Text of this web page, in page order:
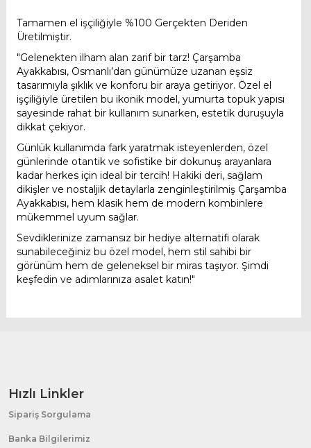
Tamamen el işçiliğiyle %100 Gerçekten Deriden
Üretilmiştir.
"Gelenekten ilham alan zarif bir tarz! Çarşamba
Ayakkabısı, Osmanlı’dan günümüze uzanan eşsiz
tasarımıyla şıklık ve konforu bir araya getiriyor. Özel el
işçiliğiyle üretilen bu ikonik model, yumurta topuk yapısı
sayesinde rahat bir kullanım sunarken, estetik duruşuyla
dikkat çekiyor.
Günlük kullanımda fark yaratmak isteyenlerden, özel
günlerinde otantik ve sofistike bir dokunuş arayanlara
kadar herkes için ideal bir tercih! Hakiki deri, sağlam
dikişler ve nostaljik detaylarla zenginleştirilmiş Çarşamba
Ayakkabısı, hem klasik hem de modern kombinlere
mükemmel uyum sağlar.
Sevdiklerinize zamansız bir hediye alternatifi olarak
sunabileceğiniz bu özel model, hem stil sahibi bir
görünüm hem de geleneksel bir miras taşıyor. Şimdi
keşfedin ve adımlarınıza asalet katın!"
Hızlı Linkler
Sipariş Sorgulama
Banka Bilgilerimiz